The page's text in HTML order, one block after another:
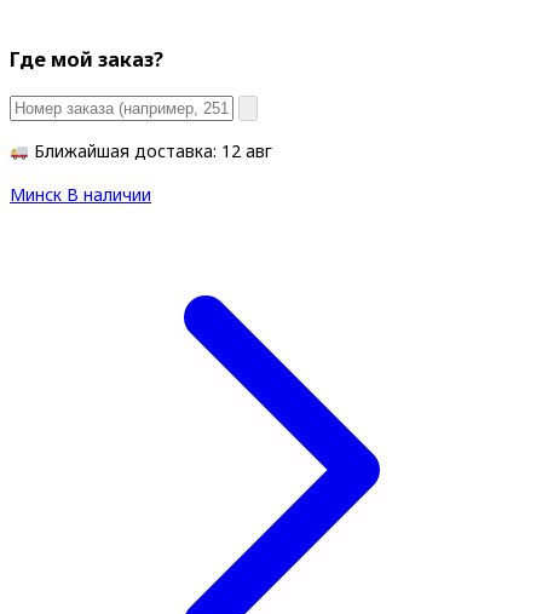
Где мой заказ?
Ближайшая доставка: 12 авг
Минск В наличии